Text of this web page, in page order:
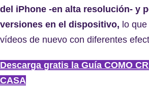
del iPhone -en alta resolución- y
versiones en el dispositivo, lo
vídeos de nuevo con diferentes
Descarga gratis la Guía COMO
CASA